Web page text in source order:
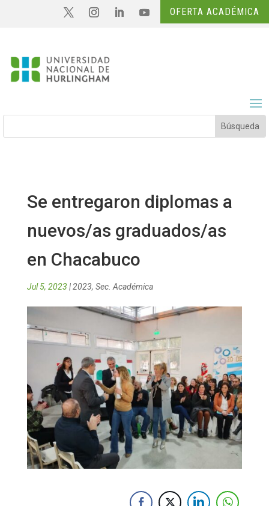
OFERTA ACADÉMICA
Se entregaron diplomas a
nuevos/as graduados/as
en Chacabuco
Jul 5, 2023 |2023, Sec. Académica